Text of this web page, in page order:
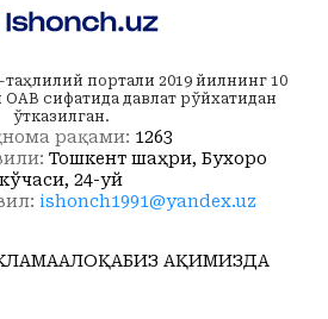
портали 2019 йилнинг 10
сифатида давлат рўйхатидан
ўтказилган.
рақами: 1263
Тошкент шаҳри, Бухоро
кўчаси, 24-уй
ishonch1991@yandex.uz
АЛОҚАБИЗ ҲАҚИМИЗДА